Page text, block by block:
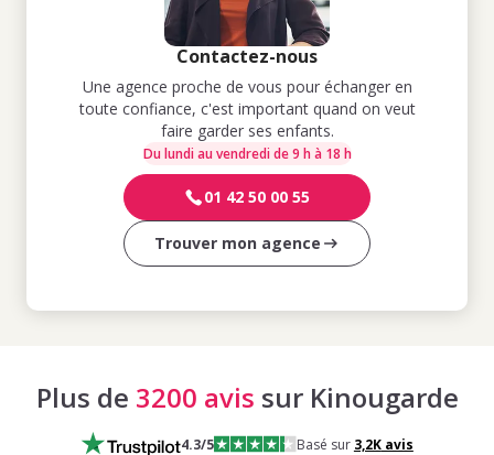
Contactez-nous
Une agence proche de vous pour échanger en
toute confiance, c'est important quand on veut
faire garder ses enfants.
Du lundi au vendredi de 9 h à 18 h
01 42 50 00 55
Trouver mon agence
Plus de 3200 avis sur Kinougarde
4.3/5 Basé sur 3,2Kavis